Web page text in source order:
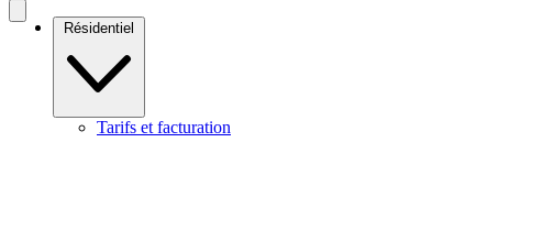
Résidentiel
Tarifs et facturation